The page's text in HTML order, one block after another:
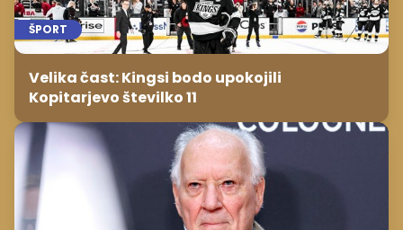
ŠPORT
Velika čast: Kingsi bodo upokojili
Kopitarjevo številko 11